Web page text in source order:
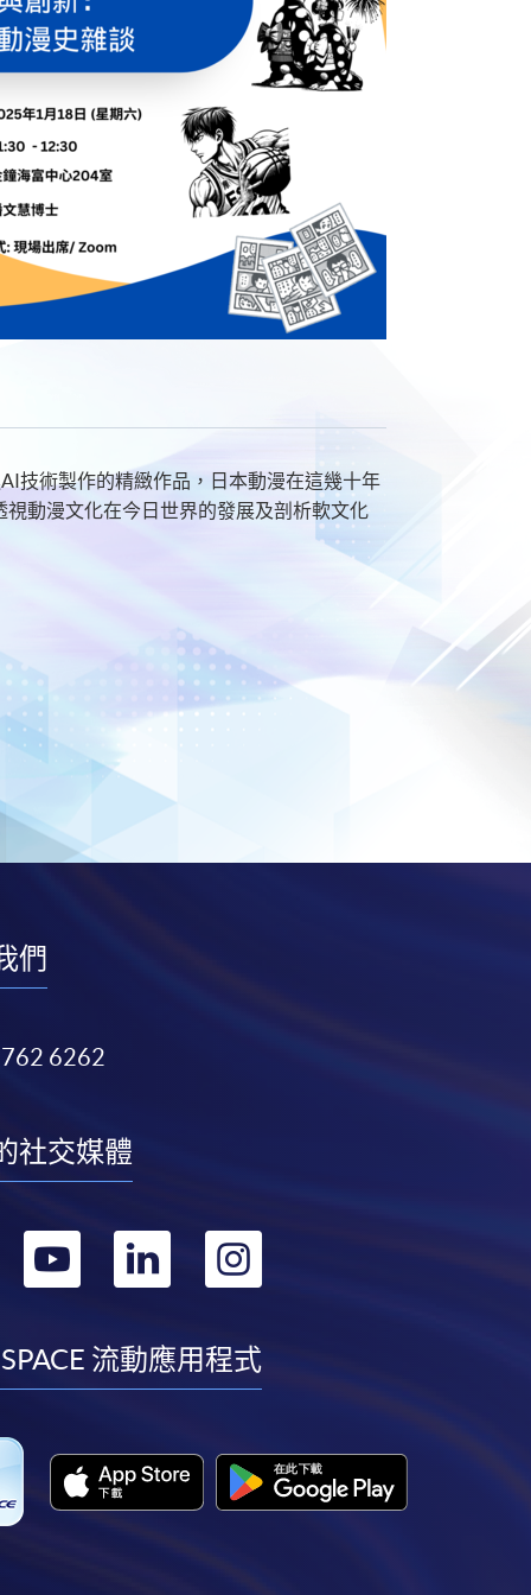
技術製作的精緻作品，日本動漫在這幾十年
動漫文化在今日世界的發展及剖析軟文化
們
6262
社交媒體
轉
youtube
轉
linkedininstagram
流動應用程式